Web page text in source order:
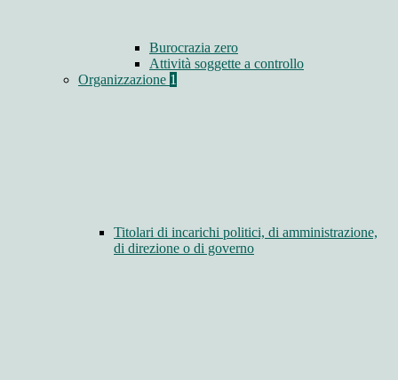
Burocrazia zero
Attività soggette a controllo
Organizzazione 1
Titolari di incarichi politici, di amministrazione,
di direzione o di governo